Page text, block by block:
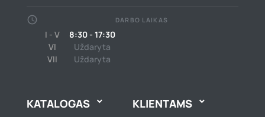
schedule DARBO LAIKAS
I - V
8:30 - 17:30
VI
Uždaryta
VII
Uždaryta
KATALOGAS  KLIENTAMS 